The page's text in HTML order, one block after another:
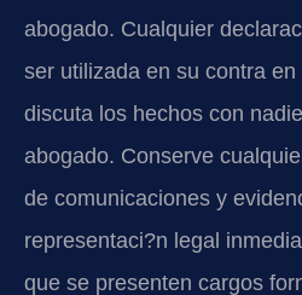
abogado. Cualquier
ser utilizada en su contra
discuta los hechos con
abogado. Conserve
de comunicaciones y
representaci?n legal
que se presenten cargos